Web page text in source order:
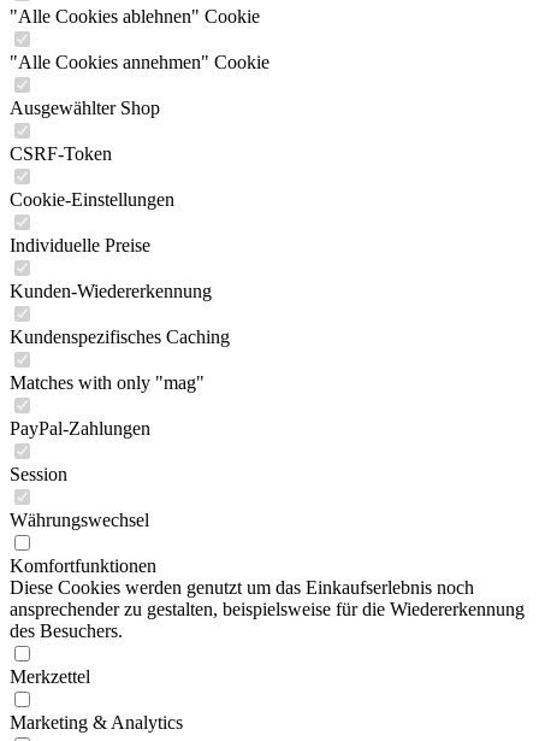
"Alle Cookies ablehnen" Cookie
"Alle Cookies annehmen" Cookie
Ausgewählter Shop
CSRF-Token
Cookie-Einstellungen
Individuelle Preise
Kunden-Wiedererkennung
Kundenspezifisches Caching
Matches with only "mag"
PayPal-Zahlungen
Session
Währungswechsel
Komfortfunktionen
Diese Cookies werden genutzt um das Einkaufserlebnis noch
ansprechender zu gestalten, beispielsweise für die Wiedererkennung
des Besuchers.
Merkzettel
Marketing & Analytics